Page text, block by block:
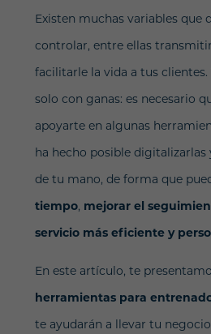
Existen muchas variables que
controlar, entre ellas
facilitarle la vida a tus clientes.
solo con ganas: es necesario
apoyarte en algunas
ha hecho posible digitalizarlas
de tu mano, de forma que
tiempo, mejorar el
servicio más eficiente y
En este artículo, te
herramientas para
te ayudarán a llevar tu